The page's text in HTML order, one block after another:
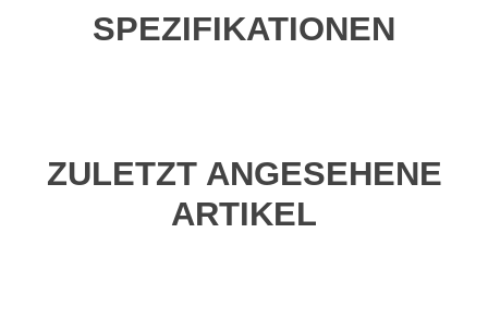
SPEZIFIKATIONEN
ZULETZT ANGESEHENE
ARTIKEL